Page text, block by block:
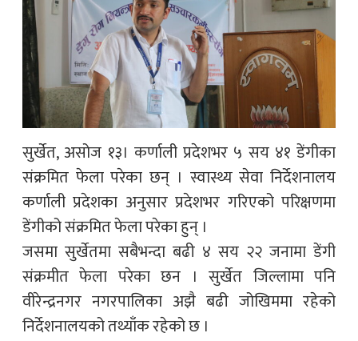
सुर्खेत, असोज १३। कर्णाली प्रदेशभर ५ सय ४१ डेंगीका
संक्रमित फेला परेका छन् । स्वास्थ्य सेवा निर्देशनालय
कर्णाली प्रदेशका अनुसार प्रदेशभर गरिएको परिक्षणमा
डेंगीको संक्रमित फेला परेका हुन् ।
जसमा सुर्खेतमा सबैभन्दा बढी ४ सय २२ जनामा डेंगी
संक्रमीत फेला परेका छन । सुर्खेत जिल्लामा पनि
वीरेन्द्रनगर नगरपालिका अझै बढी जोखिममा रहेको
निर्देशनालयको तथ्याँक रहेको छ ।